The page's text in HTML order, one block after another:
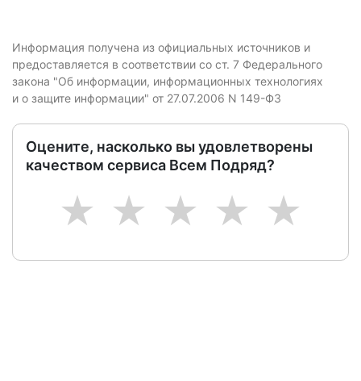
Информация получена из официальных источников и
предоставляется в соответствии со ст. 7 Федерального
закона "Об информации, информационных технологиях
и о защите информации" от 27.07.2006 N 149-ФЗ
Оцените, насколько вы удовлетворены
качеством сервиса Всем Подряд?
5
4
3
2
1